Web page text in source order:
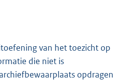
van het toezicht op
die niet is
opdragen